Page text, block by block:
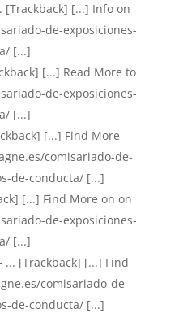
[Trackback] [...] Info on
de-exposiciones-
[...]
[...] Read More to
de-exposiciones-
[...]
[...] Find More
comisariado-de-
de-conducta/ [...]
[...] Find More on on
de-exposiciones-
[...]
... [Trackback] [...] Find
comisariado-de-
de-conducta/ [...]